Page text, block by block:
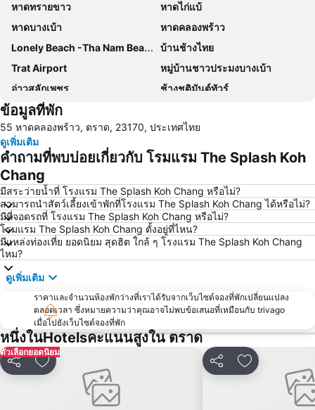
หาดทรายขาว
หาดไก่แบ้
หาดบางเบ้า
หาดคลองพร้าว
Lonely Beach -Tha Nam Beach
บ้านช้างไทย
Trat Airport
หมู่บ้านชาวประมงบางเบ้า
อ่าวสลักเพชร
ช้างชุติมันต์ทัวร์
ท่าเรือเซ็นเตอร์พอยท์
ข้อมูลที่พัก
55 หาดคลองพร้าว, ตราด, 23170, ประเทศไทย
ดูเพิ่มเติม
คำถามที่พบบ่อยเกี่ยวกับ โรมแรม The Splash Koh
Chang
มีสระว่ายน้ำที่ โรงแรม The Splash Koh Chang หรือไม่?
สามารถนำสัตว์เลี้ยงเข้าพักที่โรงแรม The Splash Koh Chang ได้หรือไม่?
มีที่จอดรถที่ โรงแรม The Splash Koh Chang หรือไม่?
โรมแรม The Splash Koh Chang ตั้งอยู่ที่ไหน?
มีแหล่งท่องเที่ย ยอดนิยม สุดฮิต ใกล้ ๆ โรงแรม The Splash Koh Chang
ไหม?
ดูเพิ่มเติม
ราคาและจำนวนห้องพักว่างที่เราได้รับจากเว็บไซต์จองที่พักเปลี่ยนแปลง
ตลอดเวลา ซึ่งหมายความว่าคุณอาจไม่พบข้อเสนอที่เหมือนกับ trivago
เมื่อไปยังเว็บไซต์จองที่พัก
หนึ่งในHotelsคะแนนสูงใน ตราด
ตัวเลือกยอดนิยม
แชร์ เพิ่มในรายการโปรด แชร์ เพิ่มในรายกา